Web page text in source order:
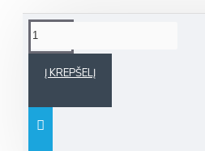
Į KREPŠELĮ